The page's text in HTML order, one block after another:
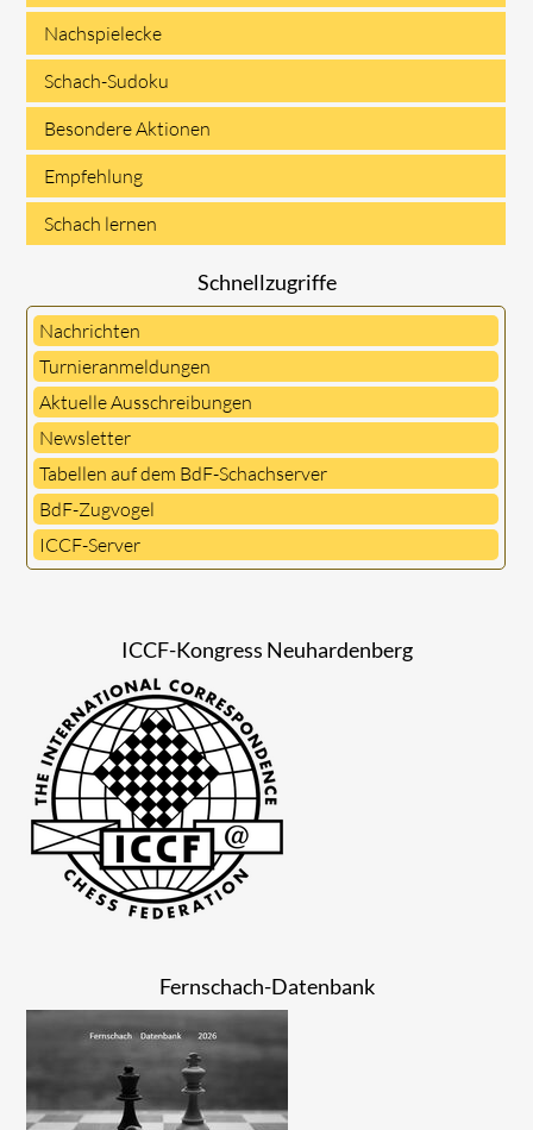
Nachspielecke
Schach-Sudoku
Besondere Aktionen
Empfehlung
Schach lernen
Schnellzugriffe
Nachrichten
Turnieranmeldungen
Aktuelle Ausschreibungen
Newsletter
Tabellen auf dem BdF-Schachserver
BdF-Zugvogel
ICCF-Server
ICCF-Kongress Neuhardenberg
Fernschach-Datenbank